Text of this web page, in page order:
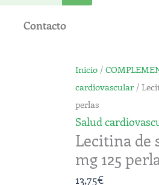
Contacto
Inicio /
cardiovascular/
perlas
Salud
Lecitina de
mg 125
13,75€
Lecitina
de
soja
IP
Ynsadiet
1200